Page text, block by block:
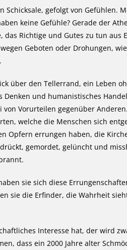
Schicksale, gefolgt von Gefühlen.
keine Gefühle? Gerade der
Richtige und Gutes zu tun aus
Geboten oder Drohungen,
über den Tellerrand, ein Leben
Denken und humanistisches
Vorurteilen gegenüber
welche die Menschen sich
Opfern errungen haben, die
gemordet, gelüncht und
sie sich diese
sie die Erfinder, die Wahrheit
Interesse hat, der wird
dass ein 2000 Jahre alter